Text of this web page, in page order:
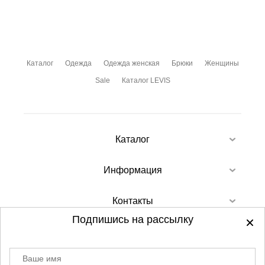
Каталог Одежда Одежда женская Брюки Женщины
Sale Каталог LEVIS
Каталог
Информация
Контакты
Подпишись на рассылку
Ваше имя